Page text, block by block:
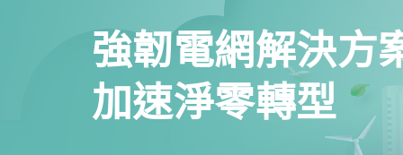
強韌電網解決方
加速淨零轉型